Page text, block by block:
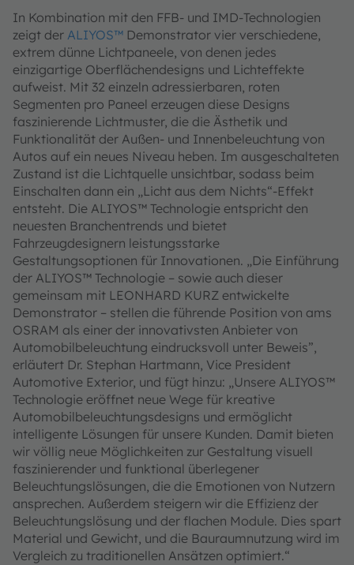
In Kombination mit den FFB- und IMD-Technologien
zeigt der ALIYOS™ Demonstrator vier verschiedene,
extrem dünne Lichtpaneele, von denen jedes
einzigartige Oberflächendesigns und Lichteffekte
aufweist. Mit 32 einzeln adressierbaren, roten
Segmenten pro Paneel erzeugen diese Designs
faszinierende Lichtmuster, die die Ästhetik und
Funktionalität der Außen- und Innenbeleuchtung von
Autos auf ein neues Niveau heben. Im ausgeschalteten
Zustand ist die Lichtquelle unsichtbar, sodass beim
Einschalten dann ein „Licht aus dem Nichts“-Effekt
entsteht. Die ALIYOS™ Technologie entspricht den
neuesten Branchentrends und bietet
Fahrzeugdesignern leistungsstarke
Gestaltungsoptionen für Innovationen. „Die Einführung
der ALIYOS™ Technologie – sowie auch dieser
gemeinsam mit LEONHARD KURZ entwickelte
Demonstrator – stellen die führende Position von ams
OSRAM als einer der innovativsten Anbieter von
Automobilbeleuchtung eindrucksvoll unter Beweis”,
erläutert Dr. Stephan Hartmann, Vice President
Automotive Exterior, und fügt hinzu: „Unsere ALIYOS™
Technologie eröffnet neue Wege für kreative
Automobilbeleuchtungsdesigns und ermöglicht
intelligente Lösungen für unsere Kunden. Damit bieten
wir völlig neue Möglichkeiten zur Gestaltung visuell
faszinierender und funktional überlegener
Beleuchtungslösungen, die die Emotionen von Nutzern
ansprechen. Außerdem steigern wir die Effizienz der
Beleuchtungslösung und der flachen Module. Dies spart
Material und Gewicht, und die Bauraumnutzung wird im
Vergleich zu traditionellen Ansätzen optimiert.“